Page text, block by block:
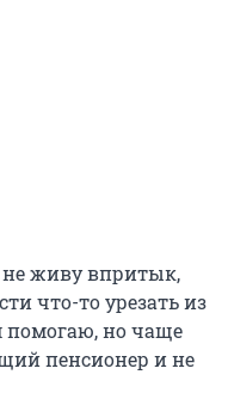
не живу впритык,
что-то урезать из
помогаю, но чаще
пенсионер и не